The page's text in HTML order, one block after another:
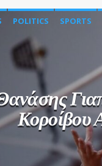
POLITICS SPORTS
Κοροίβου